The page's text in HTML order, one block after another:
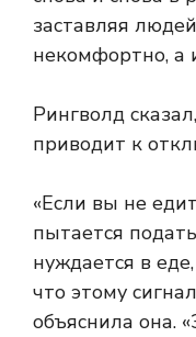
заставляя
некомфортно, а
Рингволд
приводит к
«Если вы не
пытается
нуждается в
что этому
объяснила она.